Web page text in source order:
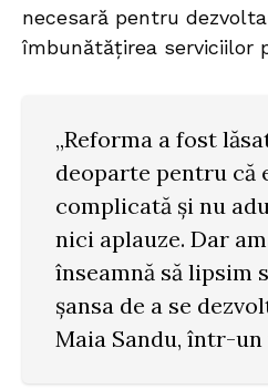
necesară pentru
îmbunătățirea serviciilor
„Reforma a fost
deoparte pentru că
complicată și nu
nici aplauze. Dar
înseamnă să lipsim
șansa de a se
Maia Sandu, într-un